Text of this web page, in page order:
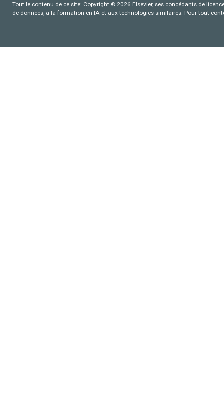
Tout le contenu de ce site: Copyright © 2026 Elsevier, ses concédants de
de données, a la formation en IA et aux technologies similaires. Pour tout